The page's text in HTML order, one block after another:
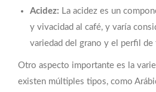
Acidez: La acidez es un
y vivacidad al café, y varía
variedad del grano y el perfil de
Otro aspecto importante es la
existen múltiples tipos, como